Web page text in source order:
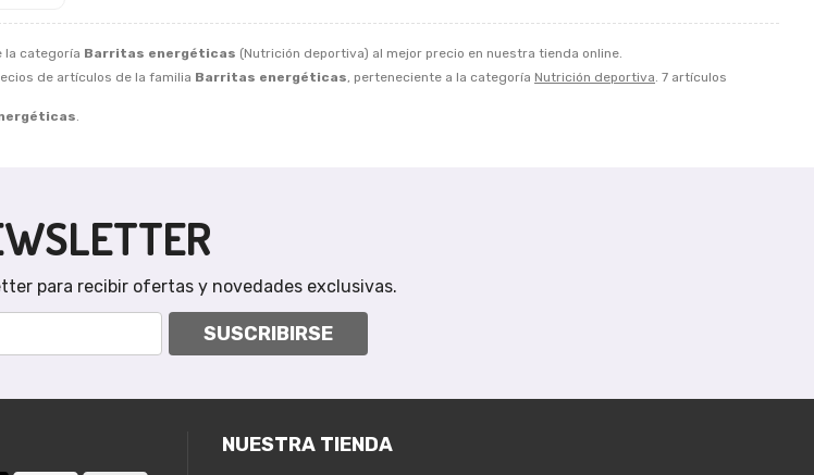
la categoría Barritas energéticas (Nutrición deportiva) al mejor precio en nuestra tienda online.
de artículos de la familia Barritas energéticas, perteneciente a la categoría Nutrición deportiva. 7 artículos
.
para recibir ofertas y novedades exclusivas.
SUSCRIBIRSE
NUESTRA TIENDA